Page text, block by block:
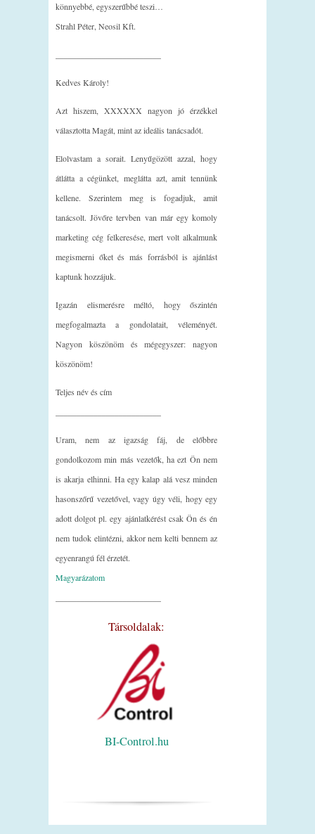
könnyebbé, egyszerűbbé teszi…
Strahl Péter, Neosil Kft.
Kedves Károly!
Azt hiszem, XXXXXX nagyon jó érzékkel
választotta Magát, mint az ideális tanácsadót.
Elolvastam a sorait. Lenyűgözött azzal, hogy
átlátta a cégünket, meglátta azt, amit tennünk
kellene. Szerintem meg is fogadjuk, amit
tanácsolt. Jövőre tervben van már egy komoly
marketing cég felkeresése, mert volt alkalmunk
megismerni őket és más forrásból is ajánlást
kaptunk hozzájuk.
Igazán elismerésre méltó, hogy őszintén
megfogalmazta a gondolatait, véleményét.
Nagyon köszönöm és mégegyszer: nagyon
köszönöm!
Teljes név és cím
Uram, nem az igazság fáj, de előbbre
gondolkozom min más vezetők, ha ezt Ön nem
is akarja elhinni. Ha egy kalap alá vesz minden
hasonszőrű vezetővel, vagy úgy véli, hogy egy
adott dolgot pl. egy ajánlatkérést csak Ön és én
nem tudok elintézni, akkor nem kelti bennem az
egyenrangú fél érzetét.
Magyarázatom
Társoldalak:
BI-Control.hu